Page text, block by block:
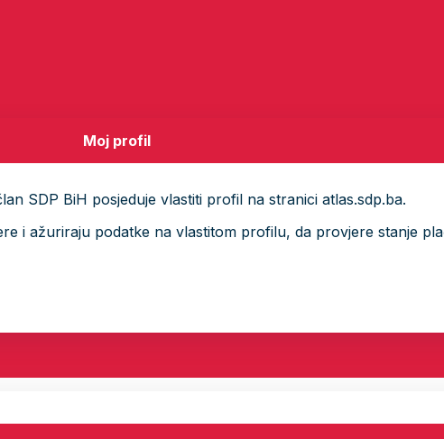
Moj profil
SDP BiH posjeduje vlastiti profil na stranici atlas.sdp.ba.
i ažuriraju podatke na vlastitom profilu, da provjere stanje